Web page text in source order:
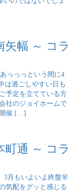
矢幅 ～ コラ
っっっという間に4
は過ごしやすい日も
予定を立てている方
社のジョイホームで
開催 […]
町通 ～ コラ
月もいよいよ終盤🌸
気配をグッと感じる